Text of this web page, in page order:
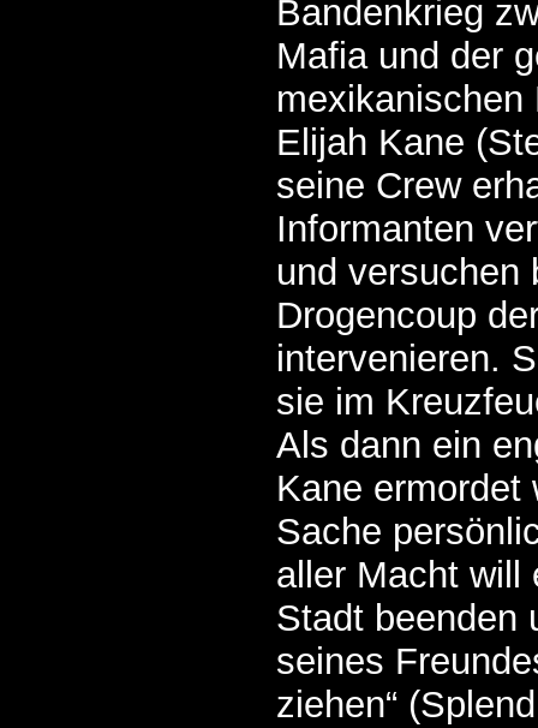
Bandenkrieg
Mafia und der
mexikanischen
Elijah Kane
seine Crew
Informanten
und versuchen
Drogencoup
intervenieren.
sie im
Als dann ein
Kane ermordet
Sache
aller Macht will
Stadt beenden
seines
ziehen“